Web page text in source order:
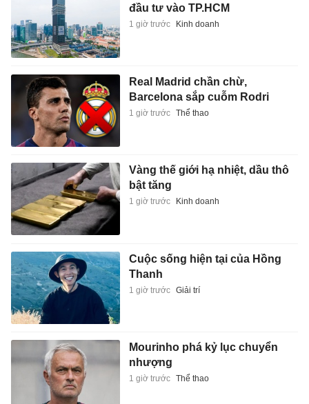
đầu tư vào TP.HCM
1 giờ trước Kinh doanh
Real Madrid chần chừ,
Barcelona sắp cuỗm Rodri
1 giờ trước Thể thao
Vàng thế giới hạ nhiệt, dầu thô
bật tăng
1 giờ trước Kinh doanh
Cuộc sống hiện tại của Hồng
Thanh
1 giờ trước Giải trí
Mourinho phá kỷ lục chuyển
nhượng
1 giờ trước Thể thao